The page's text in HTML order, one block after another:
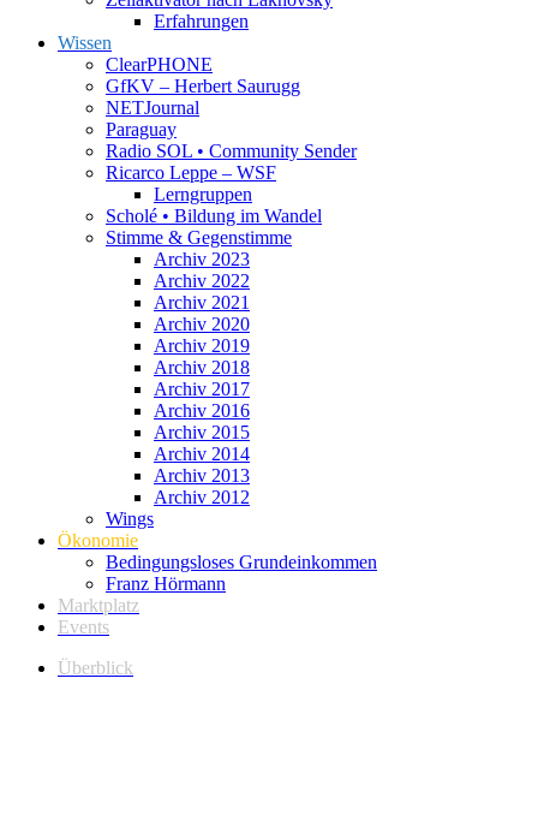
Erfahrungen
Wissen
ClearPHONE
GfKV – Herbert Saurugg
NETJournal
Paraguay
Radio SOL • Community Sender
Ricarco Leppe – WSF
Lerngruppen
Scholé • Bildung im Wandel
Stimme & Gegenstimme
Archiv 2023
Archiv 2022
Archiv 2021
Archiv 2020
Archiv 2019
Archiv 2018
Archiv 2017
Archiv 2016
Archiv 2015
Archiv 2014
Archiv 2013
Archiv 2012
Wings
Ökonomie
Bedingungsloses Grundeinkommen
Franz Hörmann
Marktplatz
Events
Überblick